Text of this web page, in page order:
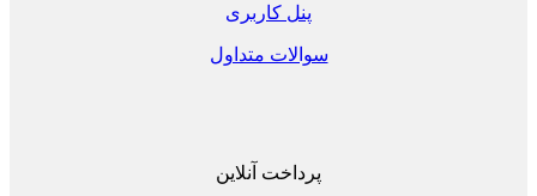
پنل کاربری
سوالات متداول
پرداخت آنلاین